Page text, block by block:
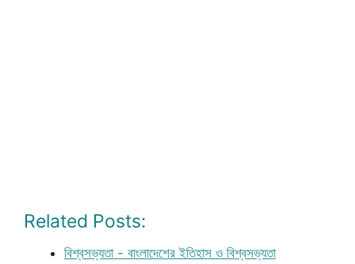
Related Posts:
বিশ্বসভ্যতা - বাংলাদেশের ইতিহাস ও বিশ্বসভ্যতা